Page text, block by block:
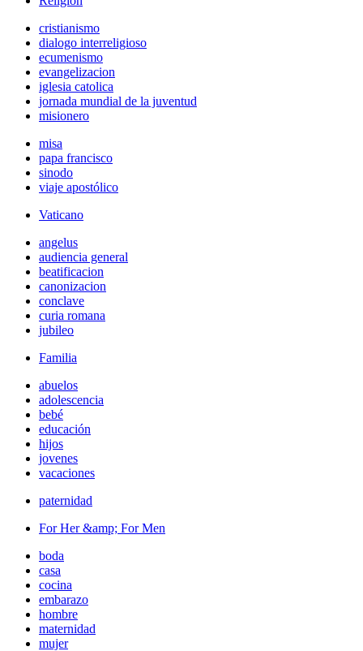
cristianismo
dialogo interreligioso
ecumenismo
evangelizacion
iglesia catolica
jornada mundial de la juventud
misionero
misa
papa francisco
sinodo
viaje apostólico
Vaticano
angelus
audiencia general
beatificacion
canonizacion
conclave
curia romana
jubileo
Familia
abuelos
adolescencia
bebé
educación
hijos
jovenes
vacaciones
paternidad
For Her &amp; For Men
boda
casa
cocina
embarazo
hombre
maternidad
mujer